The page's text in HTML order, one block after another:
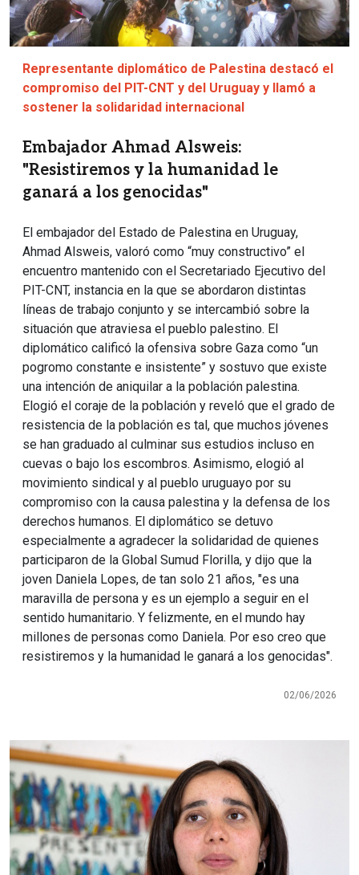
Representante diplomático de Palestina destacó el
compromiso del PIT-CNT y del Uruguay y llamó a
sostener la solidaridad internacional
Embajador Ahmad Alsweis:
"Resistiremos y la humanidad le
ganará a los genocidas"
El embajador del Estado de Palestina en Uruguay,
Ahmad Alsweis, valoró como “muy constructivo” el
encuentro mantenido con el Secretariado Ejecutivo del
PIT-CNT, instancia en la que se abordaron distintas
líneas de trabajo conjunto y se intercambió sobre la
situación que atraviesa el pueblo palestino. El
diplomático calificó la ofensiva sobre Gaza como “un
pogromo constante e insistente” y sostuvo que existe
una intención de aniquilar a la población palestina.
Elogió el coraje de la población y reveló que el grado de
resistencia de la población es tal, que muchos jóvenes
se han graduado al culminar sus estudios incluso en
cuevas o bajo los escombros. Asimismo, elogió al
movimiento sindical y al pueblo uruguayo por su
compromiso con la causa palestina y la defensa de los
derechos humanos. El diplomático se detuvo
especialmente a agradecer la solidaridad de quienes
participaron de la Global Sumud Florilla, y dijo que la
joven Daniela Lopes, de tan solo 21 años, "es una
maravilla de persona y es un ejemplo a seguir en el
sentido humanitario. Y felizmente, en el mundo hay
millones de personas como Daniela. Por eso creo que
resistiremos y la humanidad le ganará a los genocidas".
02/06/2026
Imagen